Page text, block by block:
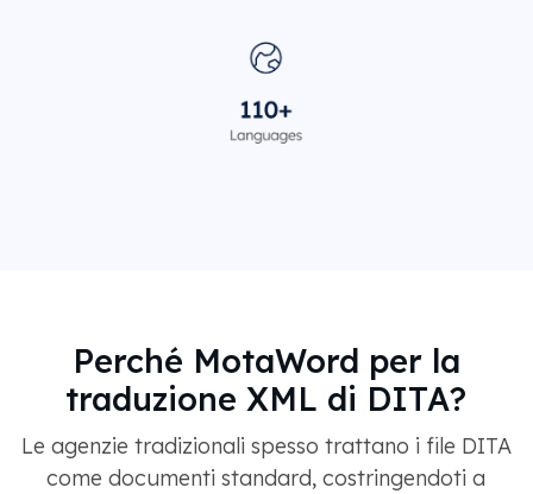
Perché MotaWord per la
traduzione XML di DITA?
Le agenzie tradizionali spesso trattano i file DITA
come documenti standard, costringendoti a